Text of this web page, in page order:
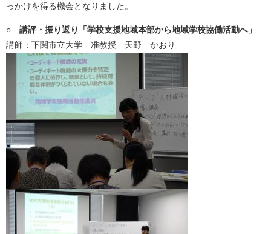
っかけを得る機会となりました。
○ 講評・振り返り「学校支援地域本部から地域学校協働活動へ」
講師：下関市立大学 准教授 天野 かおり